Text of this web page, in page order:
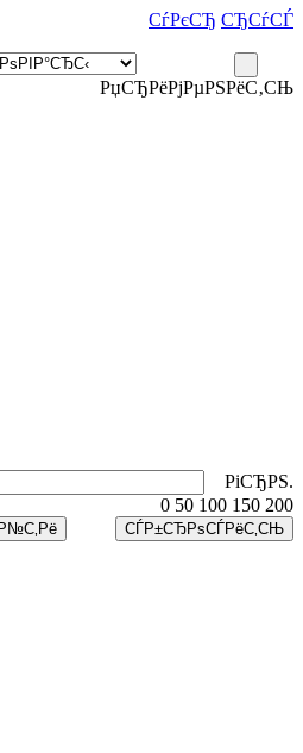
СѓРєСЂ СЂСѓСЃ
РџСЂРёРјРµРЅРёС‚СЊ
РіСЂРЅ.
0 50 100 150 200